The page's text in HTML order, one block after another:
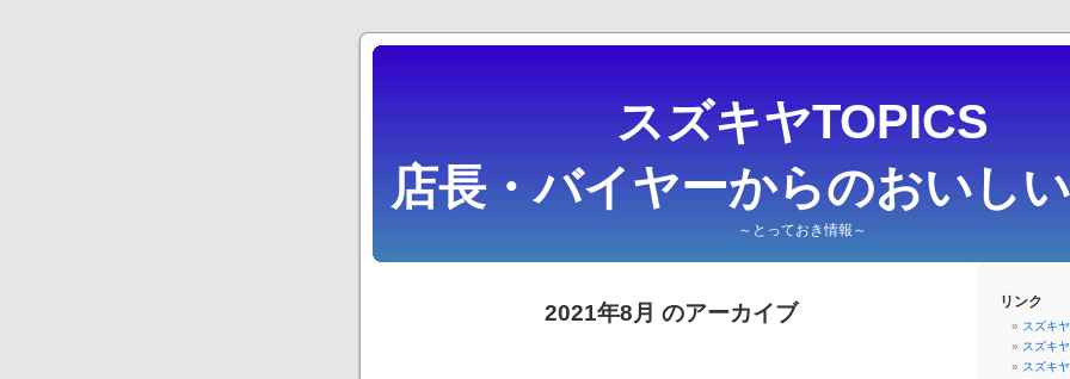
スズキヤTOPICS
店長・バイヤーからのおいしい
～とっておき情報～
2021年8月 のアーカイブ リンク
スズキ
スズキ
スズキ